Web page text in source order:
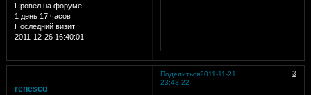
Провел на форуме:
1 день 17 часов
Последний визит:
2011-12-26 16:40:01
Поделиться 3
2011-11-21
23:43:22
renesco